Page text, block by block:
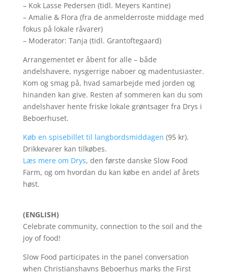
– Kok Lasse Pedersen (tidl. Meyers Kantine)
– Amalie & Flora (fra de anmelderroste middage med
fokus på lokale råvarer)
– Moderator: Tanja (tidl. Grantoftegaard)
Arrangementet er åbent for alle – både
andelshavere, nysgerrige naboer og madentusiaster.
Kom og smag på, hvad samarbejde med jorden og
hinanden kan give. Resten af sommeren kan du som
andelshaver hente friske lokale grøntsager fra Drys i
Beboerhuset.
Køb en spisebillet til langbordsmiddagen (95 kr).
Drikkevarer kan tilkøbes.
Læs mere om Drys, den første danske Slow Food
Farm, og om hvordan du kan købe en andel af årets
høst.
(ENGLISH)
Celebrate community, connection to the soil and the
joy of food!
Slow Food participates in the panel conversation
when Christianshavns Beboerhus marks the First